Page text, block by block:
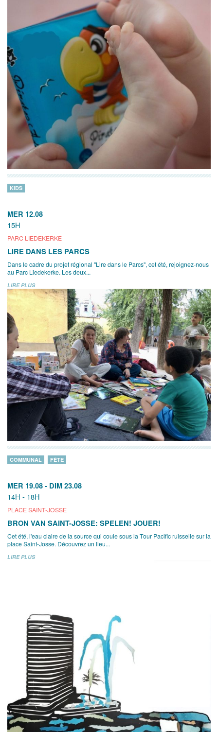
MER 12.08
15H
PARC LIEDEKERKE
KIDS
LIRE DANS LES PARCS
Dans le cadre du projet régional "Lire dans le Parcs", cet été, rejoignez-nous
au Parc Liedekerke. Les deux...
LIRE PLUS
MER 19.08 - DIM 23.08
14H - 18H
PLACE SAINT-JOSSE
COMMUNAL FÊTE
BRON VAN SAINT-JOSSE: SPELEN! JOUER!
Cet été, l'eau claire de la source qui coule sous la Tour Pacific ruisselle sur la
place Saint-Josse. Découvrez un lieu...
LIRE PLUS